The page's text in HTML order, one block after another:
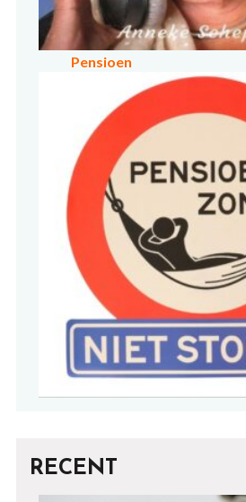
Pensioen
RECENT